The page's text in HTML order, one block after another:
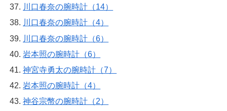
川口春奈の腕時計（14）
川口春奈の腕時計（4）
川口春奈の腕時計（6）
岩本照の腕時計（6）
神宮寺勇太の腕時計（7）
岩本照の腕時計（4）
神谷宗幣の腕時計（2）